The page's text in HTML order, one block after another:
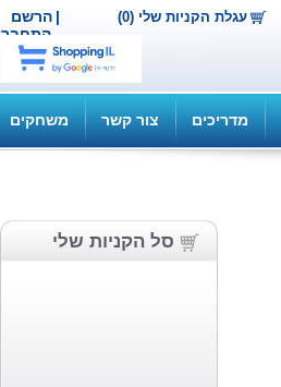
הרשם |
התחבר
עגלת הקניות שלי (0)
מדריכים צור קשר משחקים
סל הקניות שלי